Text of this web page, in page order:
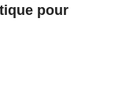
pour